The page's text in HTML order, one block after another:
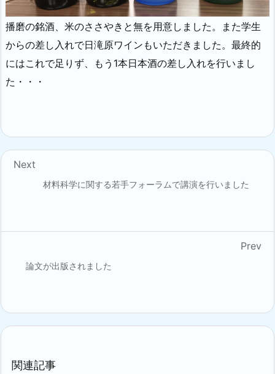
播磨の銘酒、米のささやきと無を用意しました。また学生
からの差し入れで日滝原ワインもいただきました。最終的
にはこれで足りず、もう1本日本酒の差し入れを行いまし
た・・・
材料科学に関する若手フォーラムで講演を行いました
Next
論文が出版されました
Prev
関連記事